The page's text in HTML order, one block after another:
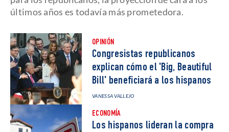
últimos años es todavía más prometedora.
OPINIÓN
Congresistas republicanos
explican cómo el 'Big, Beautiful
Bill' beneficiará a los hispanos
VANESSA VALLEJO
ECONOMÍA
Los hispanos lideran la compra